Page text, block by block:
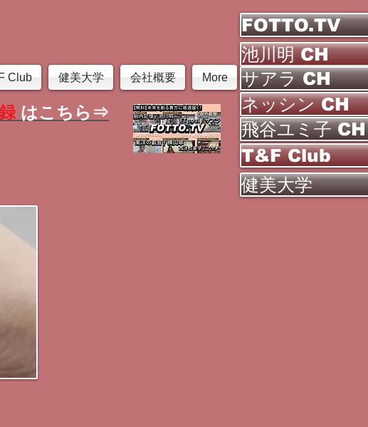
FOTTO.TV
池川明 CH
Club 健美大学 会社概要 More
はこちら⇒
サアラ CH
ネッシン CH
飛谷ユミ子 CH
T&F Club
健美大学